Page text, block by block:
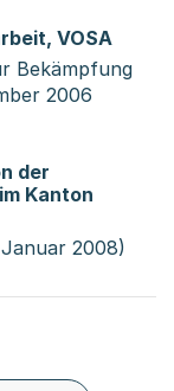
VOSA
Bekämpfung
2006
der
Kanton
2008)